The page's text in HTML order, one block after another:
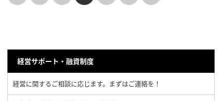
経営サポート・融資制度
経営に関するご相談に応じます。まずはご連絡を！